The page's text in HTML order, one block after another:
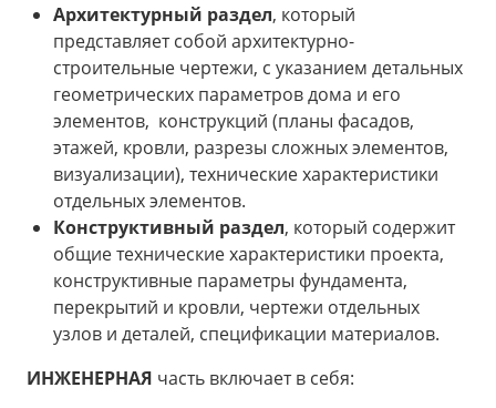
Архитектурный раздел, который
представляет собой архитектурно-
строительные чертежи, с указанием детальных
геометрических параметров дома и его
элементов, конструкций (планы фасадов,
этажей, кровли, разрезы сложных элементов,
визуализации), технические характеристики
отдельных элементов.
Конструктивный раздел, который содержит
общие технические характеристики проекта,
конструктивные параметры фундамента,
перекрытий и кровли, чертежи отдельных
узлов и деталей, спецификации материалов.
ИНЖЕНЕРНАЯ часть включает в себя: